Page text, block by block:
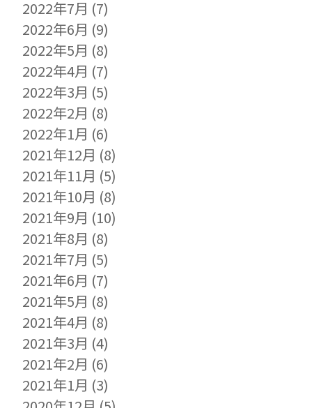
2022年7月 (7)
2022年6月 (9)
2022年5月 (8)
2022年4月 (7)
2022年3月 (5)
2022年2月 (8)
2022年1月 (6)
2021年12月 (8)
2021年11月 (5)
2021年10月 (8)
2021年9月 (10)
2021年8月 (8)
2021年7月 (5)
2021年6月 (7)
2021年5月 (8)
2021年4月 (8)
2021年3月 (4)
2021年2月 (6)
2021年1月 (3)